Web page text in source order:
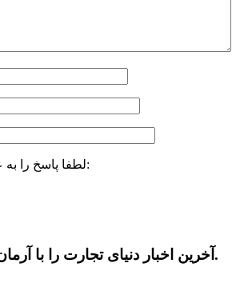
لطفا پاسخ را به عدد انگلیسی وارد کنید:
آخرین اخبار دنیای تجارت را با آرمان تجارت دنبال کنید.